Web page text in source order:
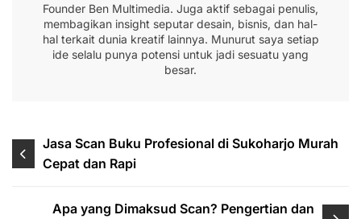
Founder Ben Multimedia. Juga aktif sebagai penulis,
membagikan insight seputar desain, bisnis, dan hal-
hal terkait dunia kreatif lainnya. Munurut saya setiap
ide selalu punya potensi untuk jadi sesuatu yang
besar.
Navigasi
pos
Jasa Scan Buku Profesional di Sukoharjo Murah
Cepat dan Rapi
Apa yang Dimaksud Scan? Pengertian dan